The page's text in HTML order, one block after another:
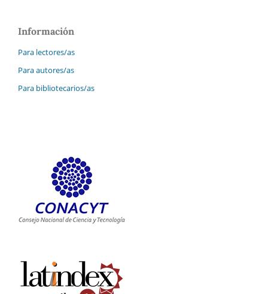
Información
Para lectores/as
Para autores/as
Para bibliotecarios/as